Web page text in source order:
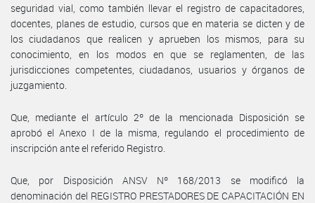
seguridad vial, como también llevar el registro de capacitadores,
docentes, planes de estudio, cursos que en materia se dicten y de
los ciudadanos que realicen y aprueben los mismos, para su
conocimiento, en los modos en que se reglamenten, de las
jurisdicciones competentes, ciudadanos, usuarios y órganos de
juzgamiento.
Que, mediante el artículo 2º de la mencionada Disposición se
aprobó el Anexo I de la misma, regulando el procedimiento de
inscripción ante el referido Registro.
Que, por Disposición ANSV Nº 168/2013 se modificó la
denominación del REGISTRO PRESTADORES DE CAPACITACIÓN EN